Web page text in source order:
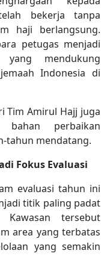
bekerja tanpa
haji berlangsung.
petugas menjadi
mendukung
Indonesia di
Tim Amirul Hajj juga
bahan perbaikan
tahun mendatang.
Fokus Evaluasi
evaluasi tahun ini
titik paling padat
tersebut
area yang terbatas
yang semakin